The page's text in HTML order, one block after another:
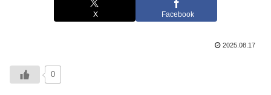
X Facebook
2025.08.17
0